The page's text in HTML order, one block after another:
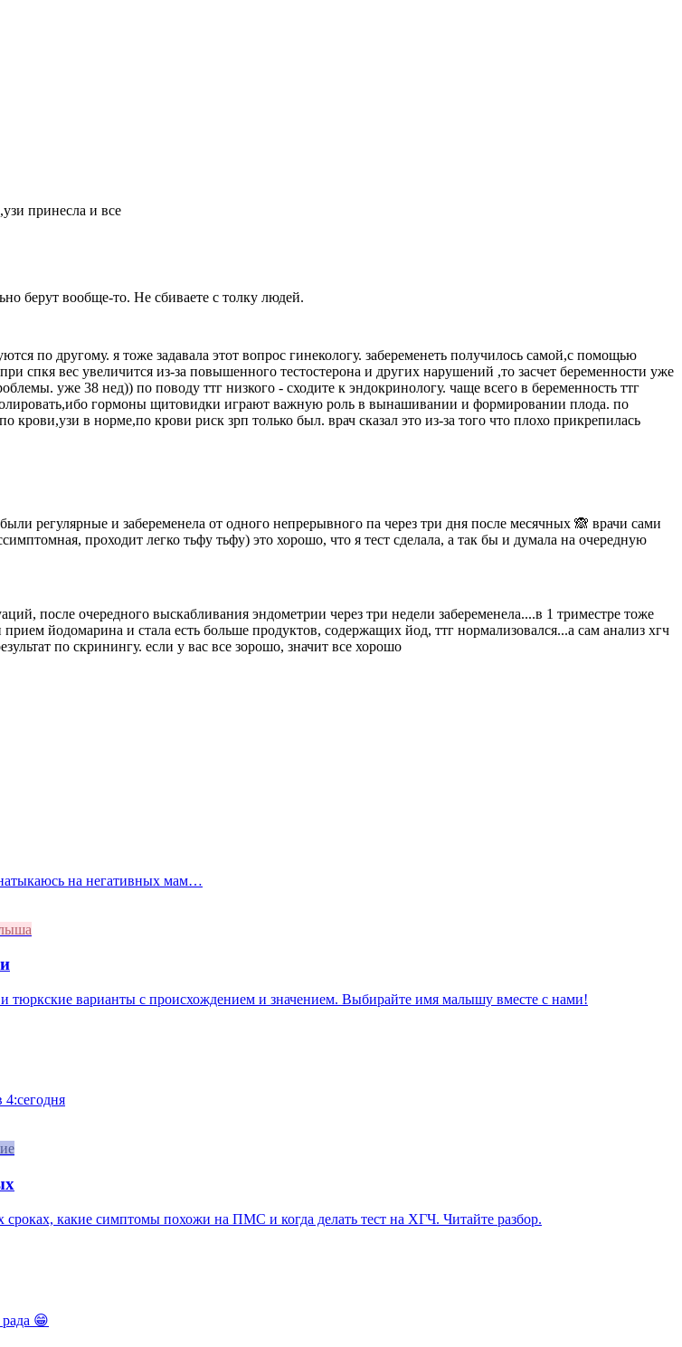
принесла и все
берут вообще-то. Не сбиваете с толку людей.
по другому. я тоже задавала этот вопрос гинекологу. забеременеть получилось самой,с помощью
спкя вес увеличится из-за повышенного тестостерона и других нарушений ,то засчет беременности уже
уже 38 нед)) по поводу ттг низкого - сходите к эндокринологу. чаще всего в беременность ттг
гормоны щитовидки играют важную роль в вынашивании и формировании плода. по
в норме,по крови риск зрп только был. врач сказал это из-за того что плохо прикрепилась
регулярные и забеременела от одного непрерывного па через три дня после месячных 🙈 врачи сами
проходит легко тьфу тьфу) это хорошо, что я тест сделала, а так бы и думала на очередную
после очередного выскабливания эндометрии через три недели забеременела....в 1 триместре тоже
йодомарина и стала есть больше продуктов, содержащих йод, ттг нормализовался...а сам анализ хгч
по скринингу. если у вас все зорошо, значит все хорошо
на негативных мам…
тюркские варианты с происхождением и значением. Выбирайте имя малышу вместе с нами!
какие симптомы похожи на ПМС и когда делать тест на ХГЧ. Читайте разбор.
😁